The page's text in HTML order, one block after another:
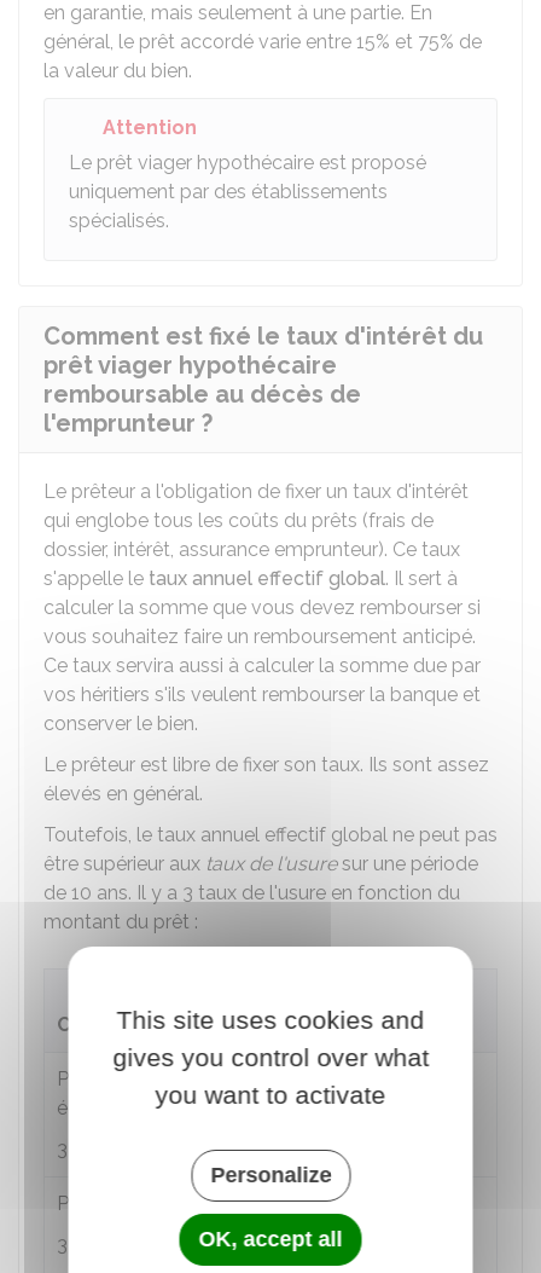
en garantie, mais seulement à une partie. En
général, le prêt accordé varie entre 15% et 75% de
la valeur du bien.
Attention
Le prêt viager hypothécaire est proposé
uniquement par des établissements
spécialisés.
Comment est fixé le taux d'intérêt du
prêt viager hypothécaire
remboursable au décès de
l'emprunteur ?
Le prêteur a l'obligation de fixer un taux d'intérêt
qui englobe tous les coûts du prêts (frais de
dossier, intérêt, assurance emprunteur). Ce taux
s'appelle le taux annuel effectif global. Il sert à
calculer la somme que vous devez rembourser si
vous souhaitez faire un remboursement anticipé.
Ce taux servira aussi à calculer la somme due par
vos héritiers s'ils veulent rembourser la banque et
conserver le bien.
Le prêteur est libre de fixer son taux. Ils sont assez
élevés en général.
Toutefois, le taux annuel effectif global ne peut pas
être supérieur aux taux de l'usuresur une période
de 10 ans. Il y a 3 taux de l'usure en fonction du
montant du prêt :
Crédits
l'usure
Prêts d'un montant inférieur ou
égal à
3 000 €
Prêts d'un montant supérieur à
3 000 €
This site uses cookies and
gives you control over what
you want to activate
Personalize
OK, accept all